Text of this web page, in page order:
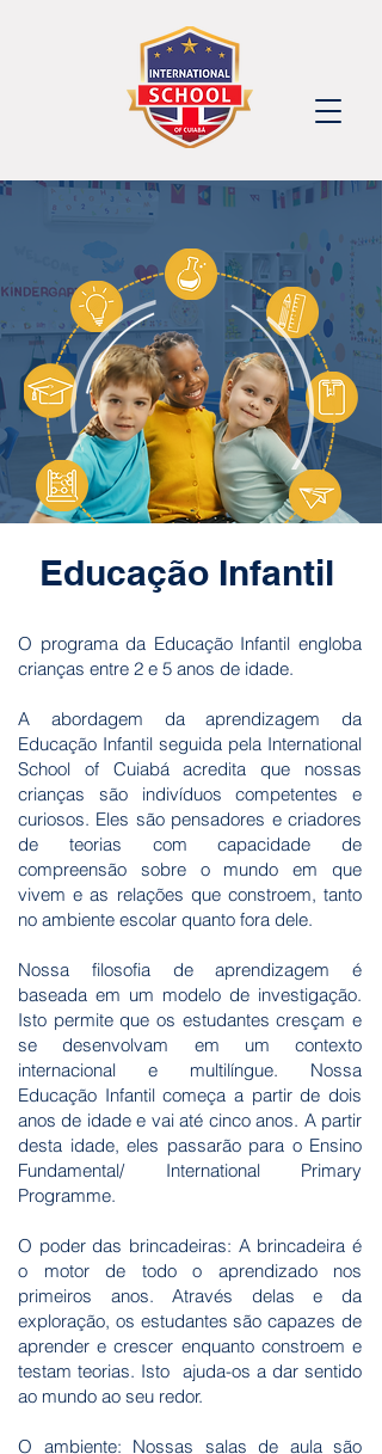
Educação Infantil
O programa da Educação Infantil engloba
crianças entre 2 e 5 anos de idade.
A abordagem da aprendizagem da
Educação Infantil seguida pela International
School of Cuiabá acredita que nossas
crianças são indivíduos competentes e
curiosos. Eles são pensadores e criadores
de teorias com capacidade de
compreensão sobre o mundo em que
vivem e as relações que constroem, tanto
no ambiente escolar quanto fora dele.
Nossa filosofia de aprendizagem é
baseada em um modelo de investigação.
Isto permite que os estudantes cresçam e
se desenvolvam em um contexto
internacional e multilíngue. Nossa
Educação Infantil começa a partir de dois
anos de idade e vai até cinco anos. A partir
desta idade, eles passarão para o Ensino
Fundamental/ International Primary
Programme.
O poder das brincadeiras: A brincadeira é
o motor de todo o aprendizado nos
primeiros anos. Através delas e da
exploração, os estudantes são capazes de
aprender e crescer enquanto constroem e
testam teorias. Isto ajuda-os a dar sentido
ao mundo ao seu redor.
O ambiente: Nossas salas de aula são